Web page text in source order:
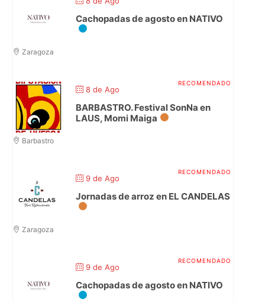
Cachopadas de agosto en NATIVO
Zaragoza
8 de Ago
BARBASTRO. Festival SonNa en
LAUS, Momi Maiga
Barbastro
9 de Ago
Jornadas de arroz en EL CANDELAS
Zaragoza
9 de Ago
Cachopadas de agosto en NATIVO